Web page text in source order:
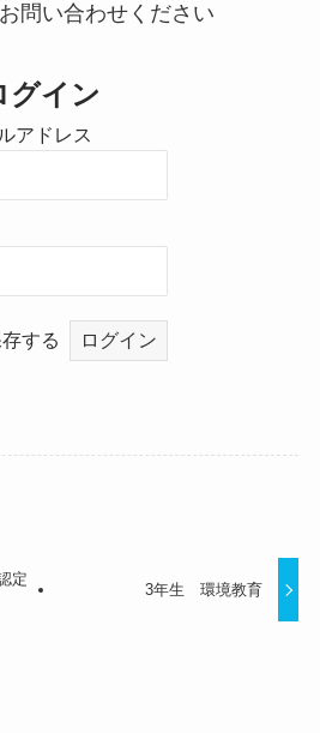
問い合わせください
グイン
アドレス
する
定
3年生 環境教育